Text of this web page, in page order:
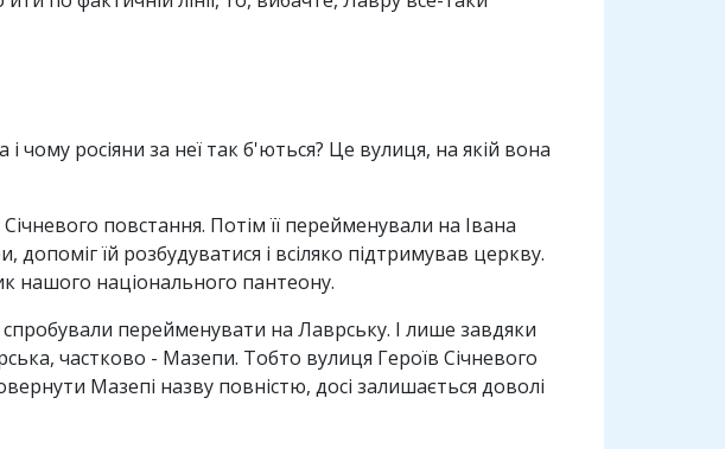
росіяни за неї так б'ються? Це вулиця, на якій вона
повстання. Потім її перейменували на Івана
їй розбудуватися і всіляко підтримував церкву.
нашого національного пантеону.
перейменувати на Лаврську. І лише завдяки
частково - Мазепи. Тобто вулиця Героїв Січневого
Мазепі назву повністю, досі залишається доволі